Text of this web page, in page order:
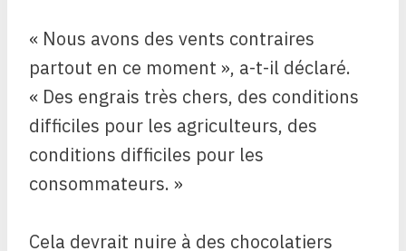
« Nous avons des vents contraires
partout en ce moment », a-t-il déclaré.
« Des engrais très chers, des conditions
difficiles pour les agriculteurs, des
conditions difficiles pour les
consommateurs. »
Cela devrait nuire à des chocolatiers